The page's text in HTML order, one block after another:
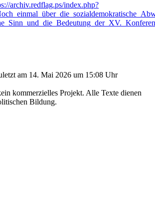
archiv.redflag.ps/index.php?
am 14. Mai 2026 um 15:08 Uhr
kommerzielles Projekt. Alle Texte dienen
Bildung.